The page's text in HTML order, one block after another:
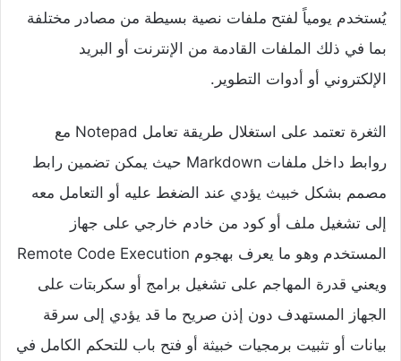
يُستخدم يومياً لفتح ملفات نصية بسيطة من مصادر مختلفة
بما في ذلك الملفات القادمة من الإنترنت أو البريد
الإلكتروني أو أدوات التطوير.
الثغرة تعتمد على استغلال طريقة تعامل Notepad مع
روابط داخل ملفات Markdown حيث يمكن تضمين رابط
مصمم بشكل خبيث يؤدي عند الضغط عليه أو التعامل معه
إلى تشغيل ملف أو كود من خادم خارجي على جهاز
المستخدم وهو ما يعرف بهجوم Remote Code Execution
ويعني قدرة المهاجم على تشغيل برامج أو سكربتات على
الجهاز المستهدف دون إذن صريح ما قد يؤدي إلى سرقة
بيانات أو تثبيت برمجيات خبيثة أو فتح باب للتحكم الكامل في